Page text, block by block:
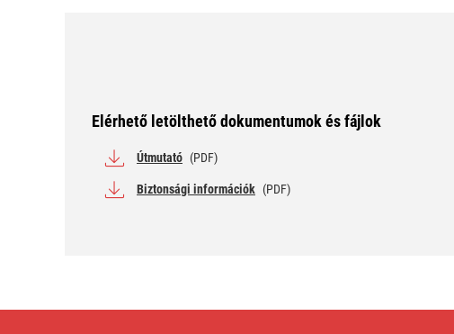
Elérhető letölthető dokumentumok és fájlok
Útmutató (PDF)
Biztonsági információk (PDF)